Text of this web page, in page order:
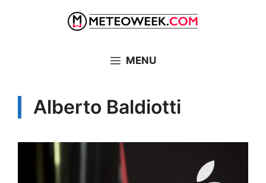
MENU
Alberto Baldiotti